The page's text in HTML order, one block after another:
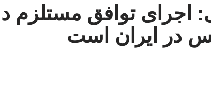
اجرای توافق
در ایران است